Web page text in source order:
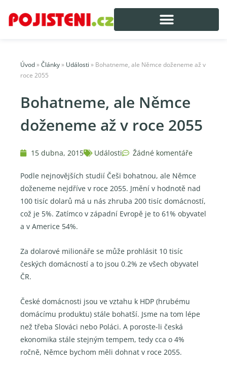
Úvod » Články » Události » Bohatneme, ale Němce doženeme až v
roce 2055
Bohatneme, ale Němce
doženeme až v roce 2055
15 dubna, 2015 Události Žádné komentáře
Podle nejnovějších studií Češi bohatnou, ale Němce
doženeme nejdříve v roce 2055. Jmění v hodnotě nad
100 tisíc dolarů má u nás zhruba 200 tisíc domácností,
což je 5%. Zatímco v západní Evropě je to 61% obyvatel
a v Americe 54%.
Za dolarové milionáře se může prohlásit 10 tisíc
českých domácností a to jsou 0.2% ze všech obyvatel
ČR.
České domácnosti jsou ve vztahu k HDP (hrubému
domácímu produktu) stále bohatší. Jsme na tom lépe
než třeba Slováci nebo Poláci. A poroste-li česká
ekonomika stále stejným tempem, tedy cca o 4%
ročně, Němce bychom měli dohnat v roce 2055.